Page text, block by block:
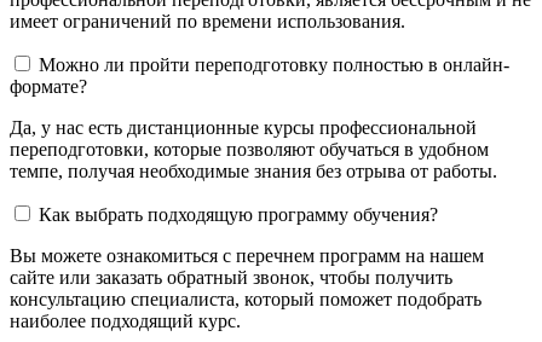
имеет ограничений по времени использования.
Можно ли пройти переподготовку полностью в онлайн-
формате?
Да, у нас есть дистанционные курсы профессиональной
переподготовки, которые позволяют обучаться в удобном
темпе, получая необходимые знания без отрыва от работы.
Как выбрать подходящую программу обучения?
Вы можете ознакомиться с перечнем программ на нашем
сайте или заказать обратный звонок, чтобы получить
консультацию специалиста, который поможет подобрать
наиболее подходящий курс.